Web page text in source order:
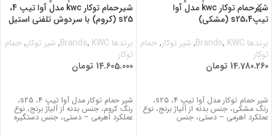
شیرحمام توکار kwc مدل آوا
تیپ4،s25 (مشکی)
برندها Brands
, KWC
, شیر توکار, حمام
توکار
14.780.260 تومان
شیر حمام توکار مدل آوا تیپ 4، s25،
رنگ مشکی، جنس بدنه از آلیاژ برنج، نوع
عملکرد اهرمی – دستی، جنس
شیرحمام توکار kwc مدل آوا تیپ 4،
s25 (کروم) با سردوش تلفنی استیل
برندها Brands
, KWC
, شیر توکار, حمام
توکار
14.605.000 تومان
شیر حمام توکار مدل آوا تیپ 4، s25،
رنگ کروم، جنس بدنه از آلیاژ برنج، نوع
عملکرد اهرمی – دستی، جنس دستگیره